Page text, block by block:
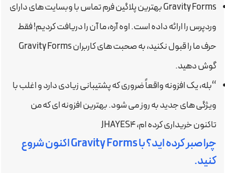
Gravity Forms بهترین پلاگین فرم تماس با وبسایت های دارای
وردپرس را ارائه داده است. اوه آره، ما آن را دریافت کردیم! فقط
حرف ما را قبول نکنید، به صحبت های کاربران Gravity Forms
گوش دهید.
“بله، یک افزونه واقعاً ضروری که پشتیبانی زیادی دارد و اغلب با
ویژگی های جدید به روز می شود. بهترین افزونه ای که من
تاکنون خریداری کرده ام، JHAYES4
چرا صبر کرده اید؟ با Gravity Forms اکنون شروع
کنید.